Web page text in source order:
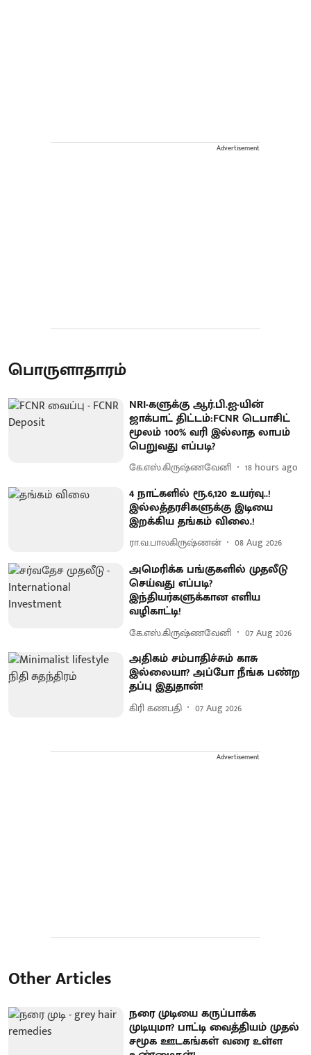
Advertisement
பொருளாதாரம்
NRI-களுக்கு ஆர்.பி.ஐ-யின்
ஜாக்பாட் திட்டம்:FCNR டெபாசிட்
மூலம் 100% வரி இல்லாத லாபம்
பெறுவது எப்படி?
கே.எஸ்.கிருஷ்ணவேனி 18 hours ago
4 நாட்களில் ரூ.6,120 உயர்வு..!
இல்லத்தரசிகளுக்கு இடியை
இறக்கிய தங்கம் விலை.!
ரா.வ.பாலகிருஷ்ணன் 08 Aug 2026
அமெரிக்க பங்குகளில் முதலீடு
செய்வது எப்படி?
இந்தியர்களுக்கான எளிய
வழிகாட்டி!
கே.எஸ்.கிருஷ்ணவேனி 07 Aug 2026
அதிகம் சம்பாதிச்சும் காசு
இல்லையா? அப்போ நீங்க பண்ற
தப்பு இதுதான்!
கிரி கணபதி 07 Aug 2026
Advertisement
Other Articles
நரை முடியை கருப்பாக்க
முடியுமா? பாட்டி வைத்தியம் முதல்
சமூக ஊடகங்கள் வரை உள்ள